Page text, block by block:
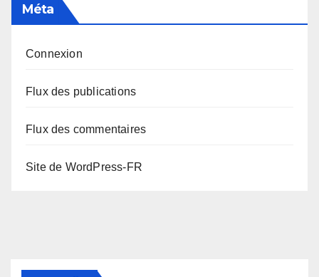
Méta
Connexion
Flux des publications
Flux des commentaires
Site de WordPress-FR